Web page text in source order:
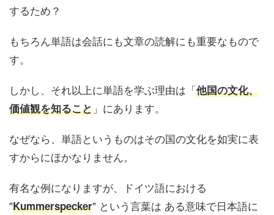
するため？
もちろん単語は会話にも文章の読解にも重要なもので
す。
しかし、それ以上に単語を学ぶ理由は「他国の文化、
価値観を知ること 」にあります。
なぜなら、単語というものはその国の文化を如実に表
すからにほかなりません。
有名な例になりますが、ドイツ語における
"Kummerspecker" という言葉は ある意味で日本語に